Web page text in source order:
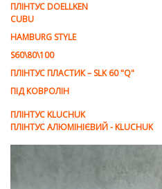
ПЛІНТУС DOELLKEN
CUBU
HAMBURG STYLE
S60\80\100
ПЛІНТУС ПЛАСТИК – SLK 60 "Q"
ПІД КОВРОЛІН
ПЛІНТУС KLUCHUK
ПЛІНТУС АЛЮМІНІЄВИЙ - KLUCHUK